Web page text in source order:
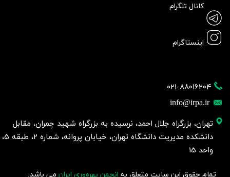
021-88016204
info@irpa.ir
تهران، بزرگراه جلال احمد، نرسیده به بزرگراه شهید چمران، مقابل
دانشکده مدیریت دانشگاه تهران، خیابان پروانه، شماره 2، طبقه 5،
واحد 15
کانال تلگرام
اینستاگرام
تمام حقوق این سایت متعلق به انجمن بهره‌وری ایران می باشد.